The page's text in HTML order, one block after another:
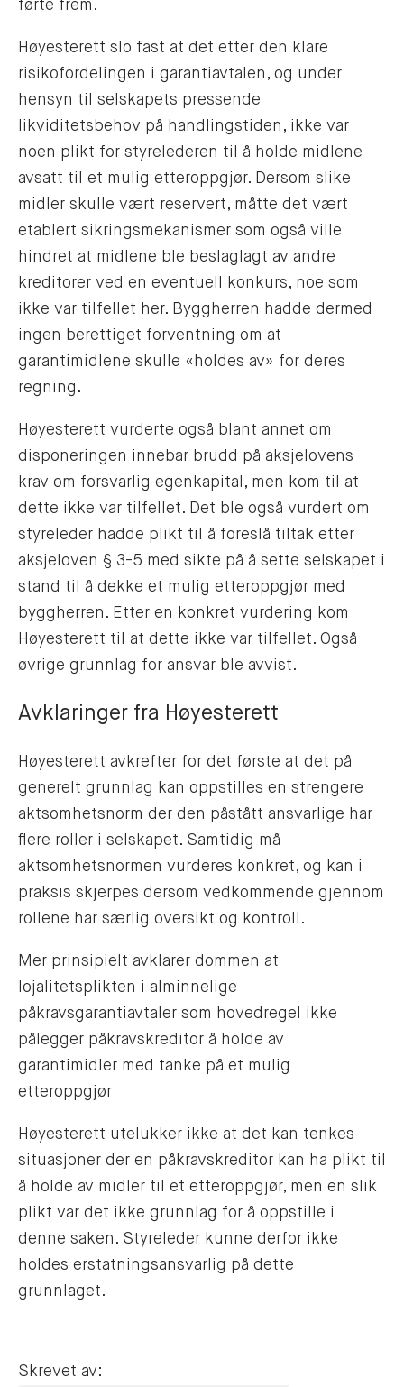
førte frem.
Høyesterett slo fast at det etter den klare
risikofordelingen i garantiavtalen, og under
hensyn til selskapets pressende
likviditetsbehov på handlingstiden, ikke var
noen plikt for styrelederen til å holde midlene
avsatt til et mulig etteroppgjør. Dersom slike
midler skulle vært reservert, måtte det vært
etablert sikringsmekanismer som også ville
hindret at midlene ble beslaglagt av andre
kreditorer ved en eventuell konkurs, noe som
ikke var tilfellet her. Byggherren hadde dermed
ingen berettiget forventning om at
garantimidlene skulle «holdes av» for deres
regning.
Høyesterett vurderte også blant annet om
disponeringen innebar brudd på aksjelovens
krav om forsvarlig egenkapital, men kom til at
dette ikke var tilfellet. Det ble også vurdert om
styreleder hadde plikt til å foreslå tiltak etter
aksjeloven § 3-5 med sikte på å sette selskapet i
stand til å dekke et mulig etteroppgjør med
byggherren. Etter en konkret vurdering kom
Høyesterett til at dette ikke var tilfellet. Også
øvrige grunnlag for ansvar ble avvist.
Avklaringer fra Høyesterett
Høyesterett avkrefter for det første at det på
generelt grunnlag kan oppstilles en strengere
aktsomhetsnorm der den påstått ansvarlige har
flere roller i selskapet. Samtidig må
aktsomhetsnormen vurderes konkret, og kan i
praksis skjerpes dersom vedkommende gjennom
rollene har særlig oversikt og kontroll.
Mer prinsipielt avklarer dommen at
lojalitetsplikten i alminnelige
påkravsgarantiavtaler som hovedregel ikke
pålegger påkravskreditor å holde av
garantimidler med tanke på et mulig
etteroppgjør
Høyesterett utelukker ikke at det kan tenkes
situasjoner der en påkravskreditor kan ha plikt til
å holde av midler til et etteroppgjør, men en slik
plikt var det ikke grunnlag for å oppstille i
denne saken. Styreleder kunne derfor ikke
holdes erstatningsansvarlig på dette
grunnlaget.
Skrevet av: